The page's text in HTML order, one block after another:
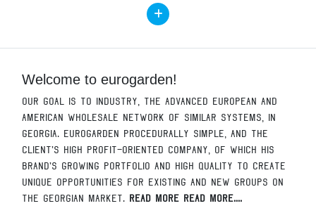
Welcome to eurogarden!
Our goal is to industry, the advanced European and
American wholesale network of similar systems, in
Georgia. Eurogarden procedurally simple, and the
client's high profit-oriented company, of which his
brand's growing portfolio and high quality to create
unique opportunities for existing and new groups on
the Georgian market. Read More Read More....